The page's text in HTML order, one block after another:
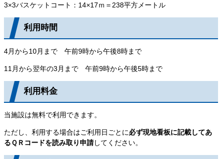
3×3バスケットコート：14×17ｍ＝238平方メートル
利用時間
4月から10月まで 午前9時から午後8時まで
11月から翌年の3月まで 午前9時から午後5時まで
利用料金
当施設は無料で利用できます。
ただし、利用する場合はご利用日ごとに必ず現地看板に記載してあ
るＱＲコードを読み取り申請してください。